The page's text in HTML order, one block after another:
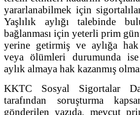
yararlanabilmek için
Yaşlılık aylığı talebinde
bağlanması için yeterli prim
yerine getirmiş ve aylığa hak
veya ölümleri durumunda
aylık almaya hak kazanmış
KKTC Sosyal Sigortalar
tarafından soruşturma
gönderilen yazıda, mevcut